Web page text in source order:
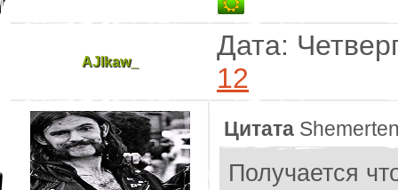
AJlkaw_
Дата:
12
Цитата
Получается